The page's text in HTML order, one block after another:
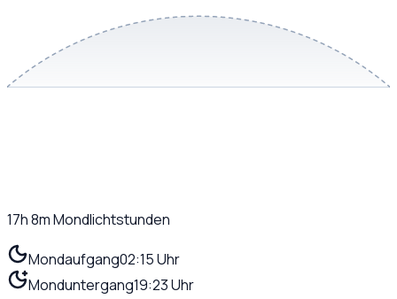
17h 8mMondlichtstunden
Mondaufgang02:15 Uhr
Monduntergang19:23 Uhr